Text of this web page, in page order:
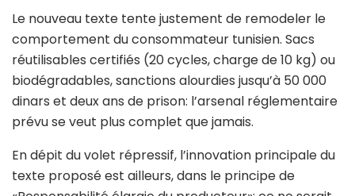
Le nouveau texte tente justement de remodeler le
comportement du consommateur tunisien. Sacs
réutilisables certifiés (20 cycles, charge de 10 kg) ou
biodégradables, sanctions alourdies jusqu’à 50 000
dinars et deux ans de prison: l’arsenal réglementaire
prévu se veut plus complet que jamais.
En dépit du volet répressif, l’innovation principale du
texte proposé est ailleurs, dans le principe de